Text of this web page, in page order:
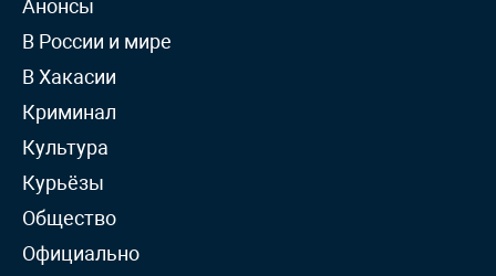
Анонсы
В России и мире
В Хакасии
Криминал
Культура
Курьёзы
Общество
Официально